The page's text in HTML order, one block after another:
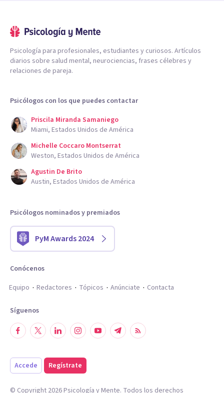
Psicología para profesionales, estudiantes y curiosos. Artículos
diarios sobre salud mental, neurociencias, frases célebres y
relaciones de pareja.
Psicólogos con los que puedes contactar
Priscila Miranda Samaniego
Miami, Estados Unidos de América
Michelle Coccaro Montserrat
Weston, Estados Unidos de América
Agustin De Brito
Austin, Estados Unidos de América
Psicólogos nominados y premiados
PyM Awards 2024
Conócenos
Equipo
Redactores Tópicos Anúnciate Contacta
Síguenos
Accede Regístrate
© Copyright 2026Psicología y Mente. Todos los derechos